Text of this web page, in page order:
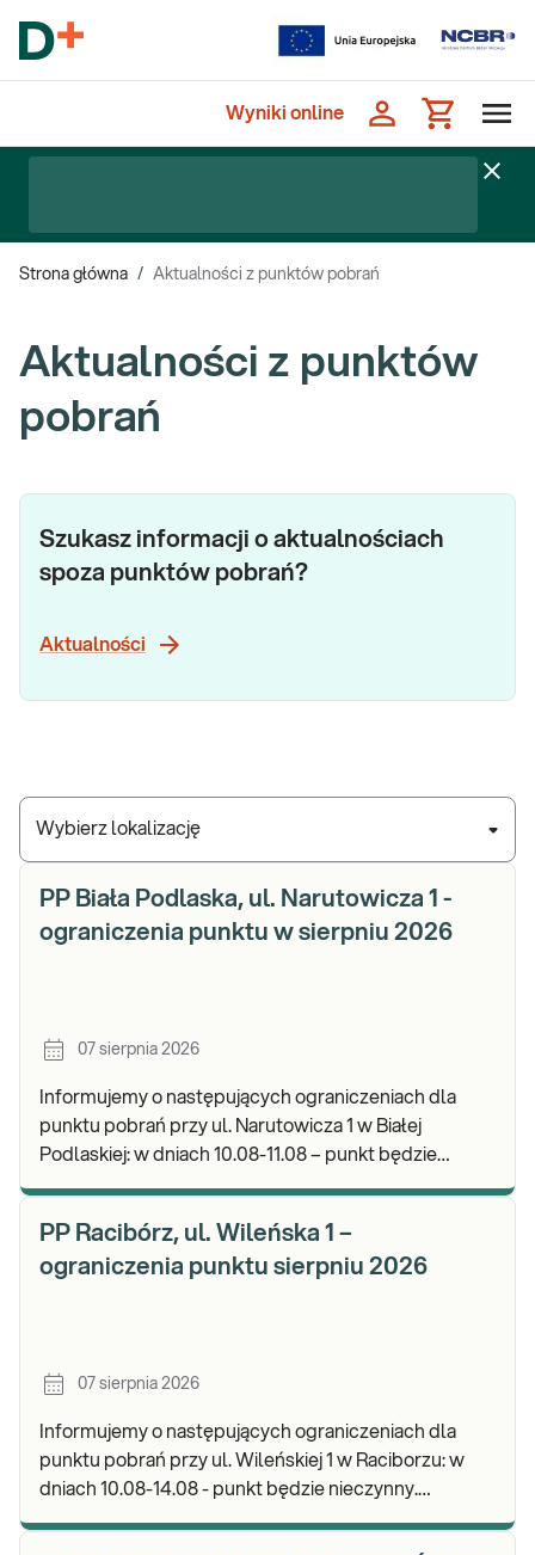
Wyniki online
Strona główna / Aktualności z punktów pobrań
Aktualności z punktów
pobrań
Wybierz lokalizację
Szukasz informacji o aktualnościach
spoza punktów pobrań?
Aktualności
PP Biała Podlaska, ul. Narutowicza 1 -
ograniczenia punktu w sierpniu 2026
07 sierpnia 2026
Informujemy o następujących ograniczeniach dla
punktu pobrań przy ul. Narutowicza 1 w Białej
Podlaskiej: w dniach 10.08-11.08 – punkt będzie
PP Racibórz, ul. Wileńska 1 –
ograniczenia punktu sierpniu 2026
07 sierpnia 2026
Informujemy o następujących ograniczeniach dla
punktu pobrań przy ul. Wileńskiej 1 w Raciborzu: w
dniach 10.08-14.08 - punkt będzie nieczynny.